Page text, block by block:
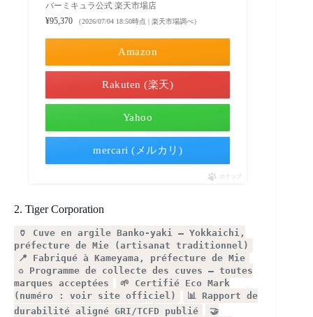
バーミキュラ公式 楽天市場店
¥95,370
（2026/07/04 18:50時点 | 楽天市場調べ）
Amazon
Rakuten (楽天)
Yahoo
mercari (メルカリ)
ポチップ
2. Tiger Corporation
🏺 Cuve en argile Banko-yaki — Yokkaichi,
préfecture de Mie (artisanat traditionnel)
📍 Fabriqué à Kameyama, préfecture de Mie
♻️ Programme de collecte des cuves — toutes
marques acceptées
🌱 Certifié Eco Mark
(numéro : voir site officiel)
📊 Rapport de
durabilité aligné GRI/TCFD publié
🤝